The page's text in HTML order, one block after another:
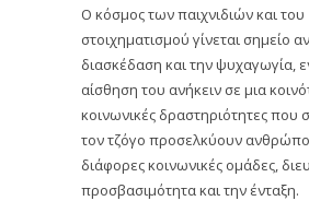
Ο κόσμος των παιχνιδιών και του
στοιχηματισμού γίνεται σημείο
διασκέδαση και την ψυχαγωγία,
αίσθηση του ανήκειν σε μια
κοινωνικές δραστηριότητες που
τον τζόγο προσελκύουν
διάφορες κοινωνικές ομάδες,
προσβασιμότητα και την ένταξη.